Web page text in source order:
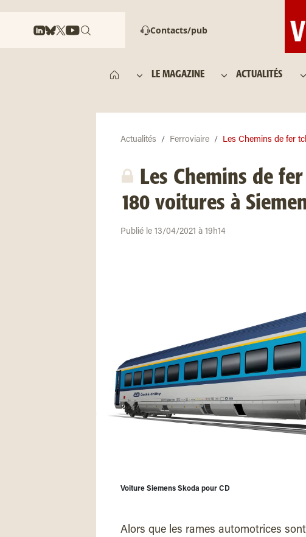
Contacts/pub
LE MAGAZINE ACTUALITÉS
Actualités Ferroviaire Les Chemins de fer
Les Chemins de
180 voitures à
Publié le 13/04/2021 à 19h14
Voiture Siemens Skoda pour CD
Alors que les rames automotrices